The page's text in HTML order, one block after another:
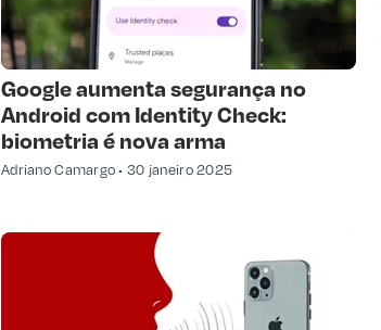
Google aumenta segurança no
Android com Identity Check:
biometria é nova arma
Adriano Camargo 30 janeiro 2025